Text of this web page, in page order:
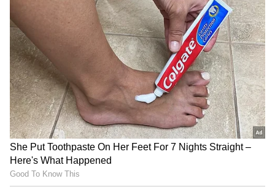
தலையிட்டு திருப்பதி பிரதர்ஸ்
நிறுவனத்திற்கு உலகநாயகன்
கமல்ஹாசன் அவர்கள் ஒரு படம் நடித்துக்
கொடுக்க நடவடிக்கை எடுக்க வேண்டும்
என்றும் அந்த புகார் மனுவில் கேட்டுக்
கொள்ளப்பட்டுள்ளது. தங்களுக்கு
விருப்பமான கதையில் உலக நாயகன்
கமலஹாசன் அவர்கள் நடிக்க
ஒப்புக்கொள்ள வேண்டும் என்றும் அந்த
புகார் மனுவில் தெரிவிக்கப்பட்டுள்ளது.